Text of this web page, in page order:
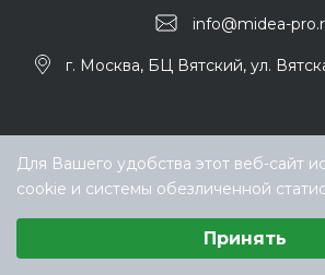
info@midea-
г. Москва, БЦ Вятский, ул.
Для Вашего удобства этот веб-сайт
cookie и системы обезличенной
Принять